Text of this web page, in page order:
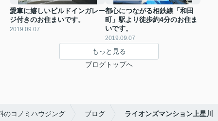
愛車に嬉しいビルドインガレー
ジ付きのお住まいです。
2019.09.07
都心につながる相鉄線「和田
町」駅より徒歩約4分のお住ま
いです。
2019.09.07
もっと見る
ブログトップへ
のコノミハウジング ブログ ライオンズマンション上星川